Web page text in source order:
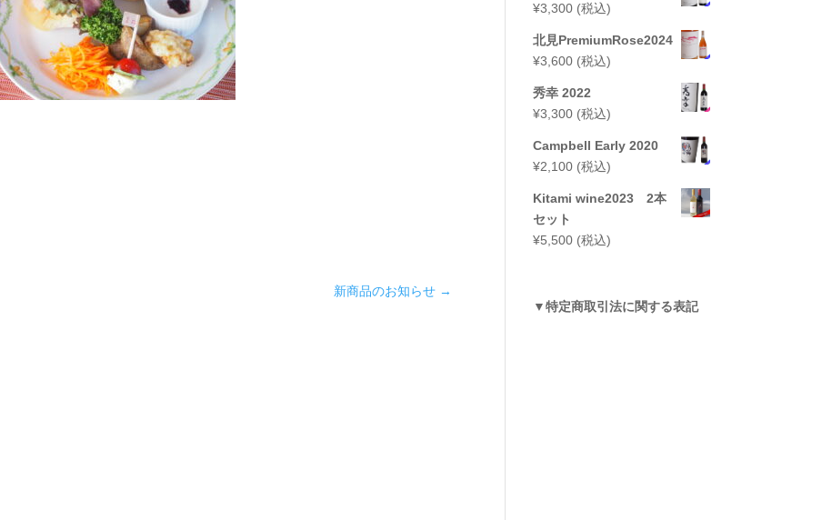
新商品のお知らせ →
¥3,300 (税込)
北見PremiumRose2024
¥3,600 (税込)
秀幸 2022
¥3,300 (税込)
Campbell Early 2020
¥2,100 (税込)
Kitami wine2023 2本
セット
¥5,500 (税込)
▼特定商取引法に関する表記